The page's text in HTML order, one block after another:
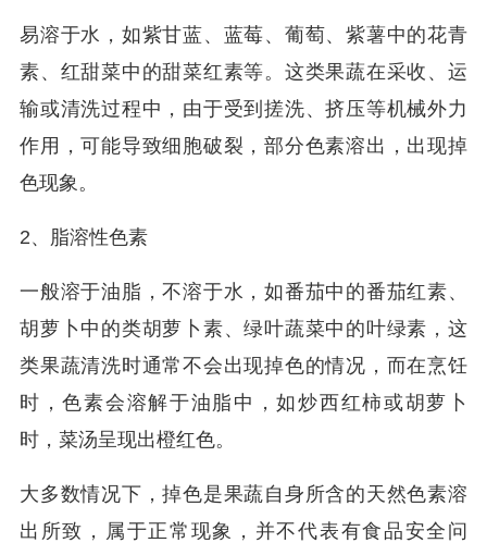
易溶于水，如紫甘蓝、蓝莓、葡萄、紫薯中的花青
素、红甜菜中的甜菜红素等。这类果蔬在采收、运
输或清洗过程中，由于受到搓洗、挤压等机械外力
作用，可能导致细胞破裂，部分色素溶出，出现掉
色现象。
2、脂溶性色素
一般溶于油脂，不溶于水，如番茄中的番茄红素、
胡萝卜中的类胡萝卜素、绿叶蔬菜中的叶绿素，这
类果蔬清洗时通常不会出现掉色的情况，而在烹饪
时，色素会溶解于油脂中，如炒西红柿或胡萝卜
时，菜汤呈现出橙红色。
大多数情况下，掉色是果蔬自身所含的天然色素溶
出所致，属于正常现象，并不代表有食品安全问